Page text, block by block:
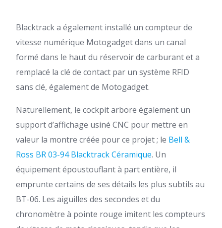
Blacktrack a également installé un compteur de
vitesse numérique Motogadget dans un canal
formé dans le haut du réservoir de carburant et a
remplacé la clé de contact par un système RFID
sans clé, également de Motogadget.
Naturellement, le cockpit arbore également un
support d’affichage usiné CNC pour mettre en
valeur la montre créée pour ce projet ; le Bell &
Ross BR 03-94 Blacktrack Céramique. Un
équipement époustouflant à part entière, il
emprunte certains de ses détails les plus subtils au
BT-06. Les aiguilles des secondes et du
chronomètre à pointe rouge imitent les compteurs